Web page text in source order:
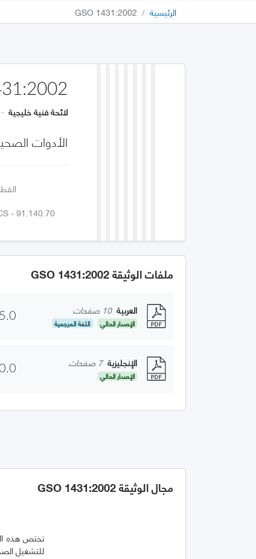
الرئيسية GSO 1431:2002
لائحة فنية خليجية ·
الأدوات
- 91.140.70
ملفات الوثيقة GSO 1431:2002
العربية 10 صفحات
الإصدار الحالي اللغة المرجعية
الإنجليزية 7 صفحات
الإصدار الحالي
مجال الوثيقة GSO 1431:2002
تختص هذه
للتشغيل